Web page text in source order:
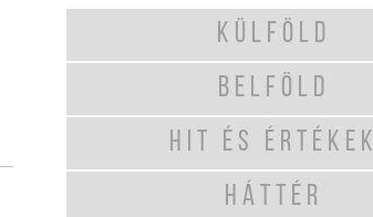
KÜLFÖLD
BELFÖLD
HIT ÉS ÉRTÉKEK
HÁTTÉR